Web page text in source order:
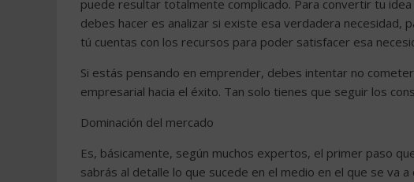
puede resultar totalmente complicado. Para convertir tu
debes hacer es analizar si existe esa verdadera necesidad,
tú cuentas con los recursos para poder satisfacer esa
Si estás pensando en emprender, debes intentar no
empresarial hacia el éxito. Tan solo tienes que seguir los
Dominación del mercado
Es, básicamente, según muchos expertos, el primer paso
sabrás al detalle lo que sucede en el medio en el que se va